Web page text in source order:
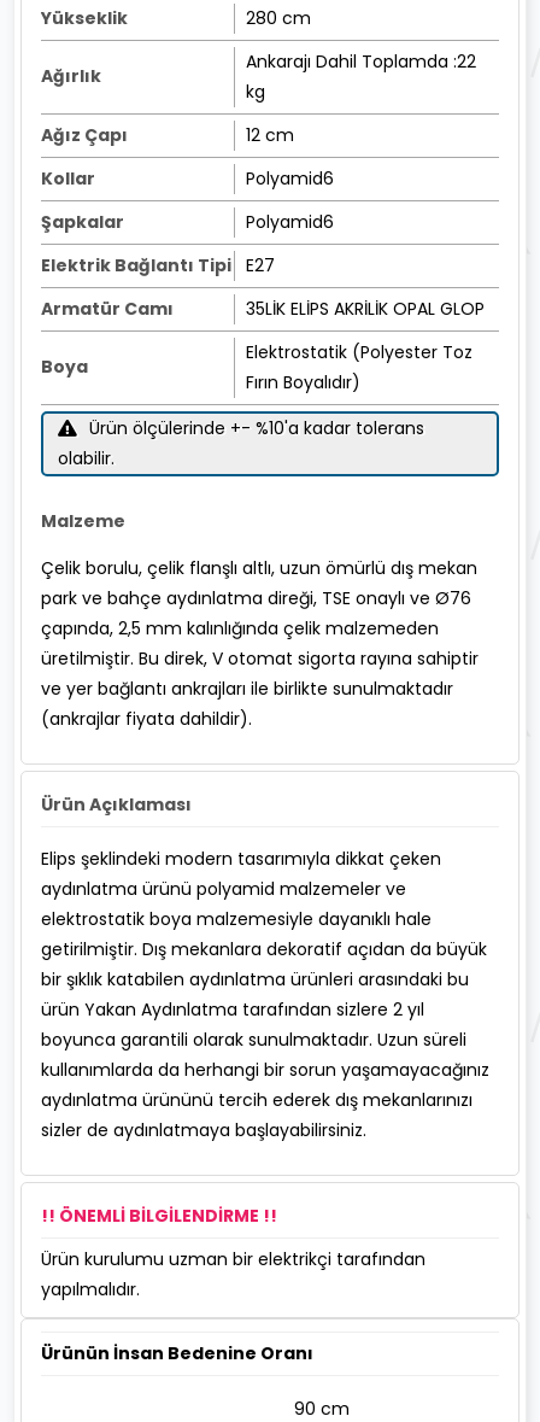
Yükseklik
280 cm
Ağırlık
Ankarajı Dahil Toplamda :22
kg
Ağız Çapı
12 cm
Kollar
Polyamid6
Şapkalar
Polyamid6
Elektrik Bağlantı Tipi
E27
Armatür Camı
35LİK ELİPS AKRİLİK OPAL GLOP
Boya
Elektrostatik (Polyester Toz
Fırın Boyalıdır)
Ürün ölçülerinde +- %10'a kadar tolerans
olabilir.
Malzeme
Çelik borulu, çelik flanşlı altlı, uzun ömürlü dış mekan
park ve bahçe aydınlatma direği, TSE onaylı ve Ø76
çapında, 2,5 mm kalınlığında çelik malzemeden
üretilmiştir. Bu direk, V otomat sigorta rayına sahiptir
ve yer bağlantı ankrajları ile birlikte sunulmaktadır
(ankrajlar fiyata dahildir).
Ürün Açıklaması
Elips şeklindeki modern tasarımıyla dikkat çeken
aydınlatma ürünü polyamid malzemeler ve
elektrostatik boya malzemesiyle dayanıklı hale
getirilmiştir. Dış mekanlara dekoratif açıdan da büyük
bir şıklık katabilen aydınlatma ürünleri arasındaki bu
ürün Yakan Aydınlatma tarafından sizlere 2 yıl
boyunca garantili olarak sunulmaktadır. Uzun süreli
kullanımlarda da herhangi bir sorun yaşamayacağınız
aydınlatma ürününü tercih ederek dış mekanlarınızı
sizler de aydınlatmaya başlayabilirsiniz.
!! ÖNEMLİ BİLGİLENDİRME !!
Ürün kurulumu uzman bir elektrikçi tarafından
yapılmalıdır.
Ürünün İnsan Bedenine Oranı
90 cm